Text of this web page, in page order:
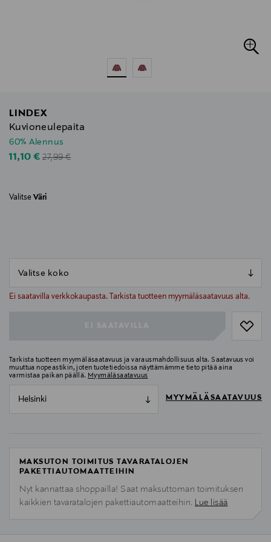
LINDEX
Kuvioneulepaita
60% Alennus
Discounted Price
11,10 €Original Price
27,99 €
Valitse Väri
Ei saatavilla verkkokaupasta. Tarkista tuotteen myymäläsaatavuus alta.
null
Tarkista tuotteen myymäläsaatavuus ja varausmahdollisuus alta. Saatavuus voi
muuttua nopeastikin, joten tuotetiedoissa näyttämämme tieto pitää aina
varmistaa paikan päällä. Myymäläsaatavuus
Helsinki MYYMÄLÄSAATAVUUS
MAKSUTON TOIMITUS TAVARATALOJEN
PAKETTIAUTOMAATTEIHIN
Nyt kannattaa shoppailla! Saat maksuttoman toimituksen
kaikkien tavaratalojen pakettiautomaatteihin. Lue lisää